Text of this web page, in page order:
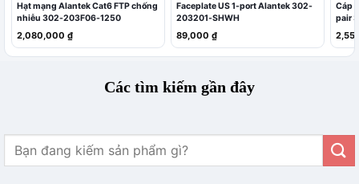
Hạt mạng Alantek Cat6 FTP chống
nhiễu 302-203F06-1250
2,080,000 ₫
Faceplate US 1-port Alantek 302-
203201-SHWH
89,000₫
Cáp
pair
Các tìm kiếm gần đây
kiếm: